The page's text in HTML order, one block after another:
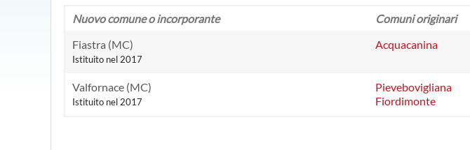
Nuovo comune o incorporante
Comuni originari
Fiastra (MC)
Istituito nel 2017
Acquacanina
Valfornace (MC)
Istituito nel 2017
Pievebovigliana
Fiordimonte